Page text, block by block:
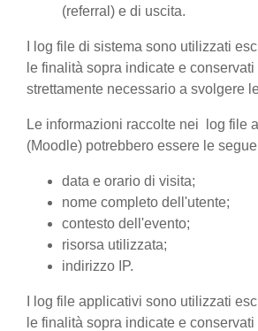
(referral) e di uscita.
I log file di sistema sono utilizzati
le finalità sopra indicate e
strettamente necessario a svolgere
Le informazioni raccolte nei log file
(Moodle) potrebbero essere le
data e orario di visita;
nome completo dell'utente;
contesto dell'evento;
risorsa utilizzata;
indirizzo IP.
I log file applicativi sono utilizzati
le finalità sopra indicate e